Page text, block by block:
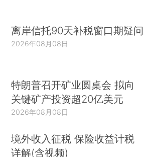
离岸信托90天补税窗口期疑问
2026年08月08日
特朗普召开矿业圆桌会 拟向
关键矿产投资超20亿美元
2026年08月08日
境外收入征税 保险收益计税
详解(含视频)